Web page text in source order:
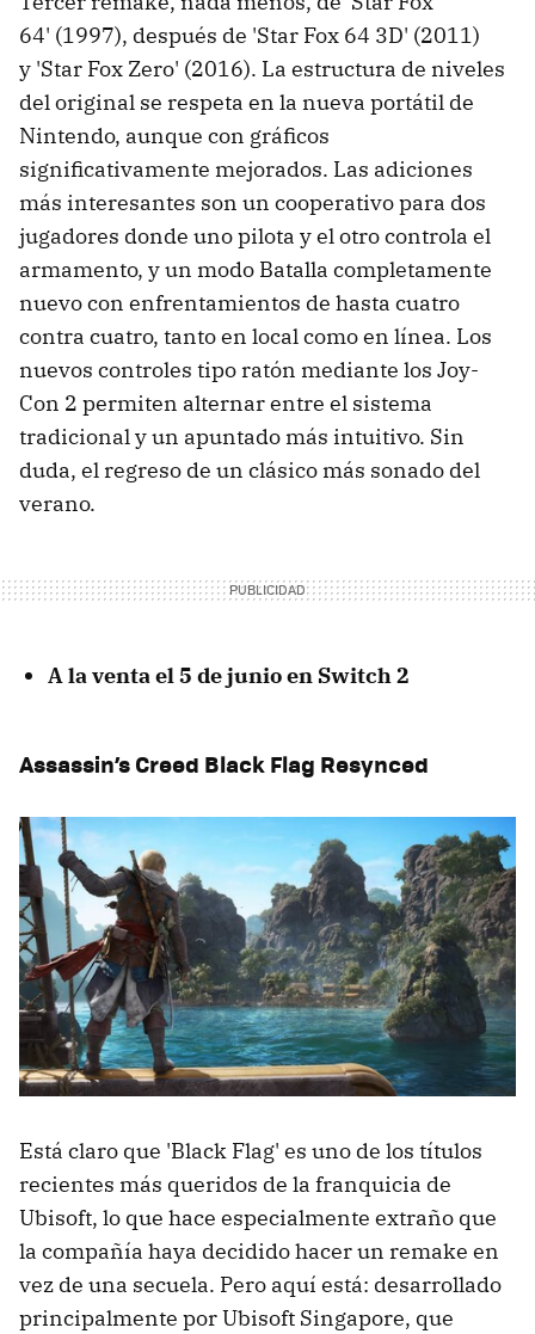
64' (1997), después de 'Star Fox 64 3D' (2011)
y 'Star Fox Zero' (2016). La estructura de niveles
del original se respeta en la nueva portátil de
Nintendo, aunque con gráficos
significativamente mejorados. Las adiciones
más interesantes son un cooperativo para dos
jugadores donde uno pilota y el otro controla el
armamento, y un modo Batalla completamente
nuevo con enfrentamientos de hasta cuatro
contra cuatro, tanto en local como en línea. Los
nuevos controles tipo ratón mediante los Joy-
Con 2 permiten alternar entre el sistema
tradicional y un apuntado más intuitivo. Sin
duda, el regreso de un clásico más sonado del
verano.
A la venta el 5 de junio en Switch 2
Assassin’s Creed Black Flag Resynced
Está claro que 'Black Flag' es uno de los títulos
recientes más queridos de la franquicia de
Ubisoft, lo que hace especialmente extraño que
la compañía haya decidido hacer un remake en
vez de una secuela. Pero aquí está: desarrollado
principalmente por Ubisoft Singapore, que